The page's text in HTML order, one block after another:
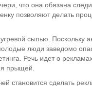
что она обязана
позволяют делать
сыпью. Поскольку
люди заведомо
Речь идет о рекламах
прыщей.
становится сделать